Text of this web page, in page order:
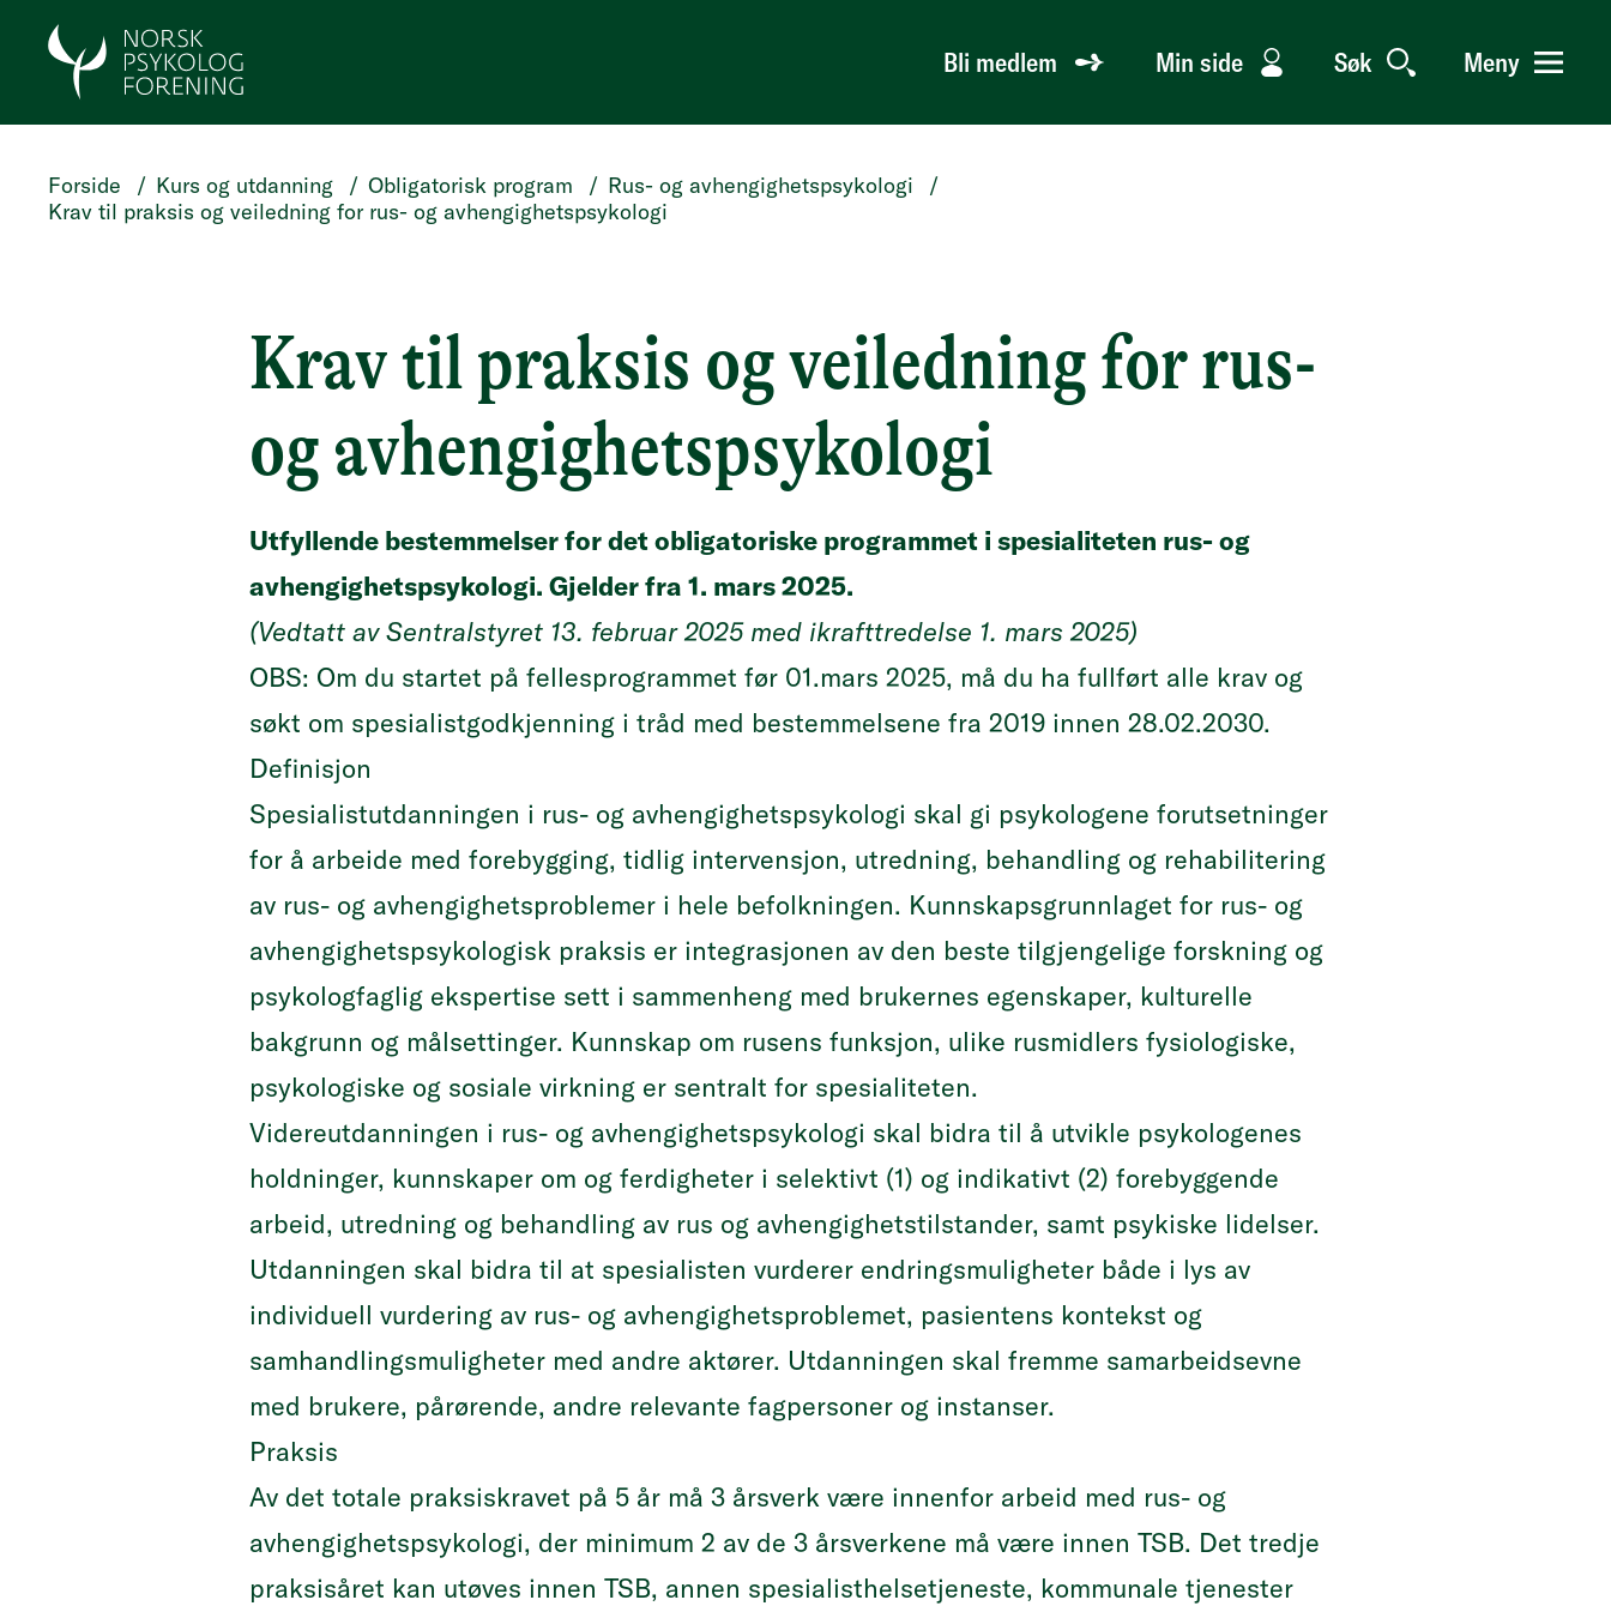
HOPP TIL HOVEDINNHOLD
Bli medlem Min side Søk Meny
Forside / Kurs og utdanning / Obligatorisk program / Rus- og avhengighetspsykologi
/
Krav til praksis og veiledning for rus- og avhengighetspsykologi
Krav til praksis og veiledning for rus-
og avhengighetspsykologi
Utfyllende bestemmelser for det obligatoriske programmet i spesialiteten rus- og
avhengighetspsykologi. Gjelder fra 1. mars 2025.
(Vedtatt av Sentralstyret 13. februar 2025 med ikrafttredelse 1. mars 2025)
OBS: Om du startet på fellesprogrammet før 01.mars 2025, må du ha fullført alle krav og
søkt om spesialistgodkjenning i tråd med bestemmelsene fra 2019 innen 28.02.2030.
Definisjon
Spesialistutdanningen i rus- og avhengighetspsykologi skal gi psykologene forutsetninger
for å arbeide med forebygging, tidlig intervensjon, utredning, behandling og rehabilitering
av rus- og avhengighetsproblemer i hele befolkningen. Kunnskapsgrunnlaget for rus- og
avhengighetspsykologisk praksis er integrasjonen av den beste tilgjengelige forskning og
psykologfaglig ekspertise sett i sammenheng med brukernes egenskaper, kulturelle
bakgrunn og målsettinger. Kunnskap om rusens funksjon, ulike rusmidlers fysiologiske,
psykologiske og sosiale virkning er sentralt for spesialiteten.
Videreutdanningen i rus- og avhengighetspsykologi skal bidra til å utvikle psykologenes
holdninger, kunnskaper om og ferdigheter i selektivt (1) og indikativt (2) forebyggende
arbeid, utredning og behandling av rus og avhengighetstilstander, samt psykiske lidelser.
Utdanningen skal bidra til at spesialisten vurderer endringsmuligheter både i lys av
individuell vurdering av rus- og avhengighetsproblemet, pasientens kontekst og
samhandlingsmuligheter med andre aktører. Utdanningen skal fremme samarbeidsevne
med brukere, pårørende, andre relevante fagpersoner og instanser.
Praksis
Av det totale praksiskravet på 5 år må 3 årsverk være innenfor arbeid med rus- og
avhengighetspsykologi, der minimum 2 av de 3 årsverkene må være innen TSB. Det tredje
praksisåret kan utøves innen TSB, annen spesialisthelsetjeneste, kommunale tjenester